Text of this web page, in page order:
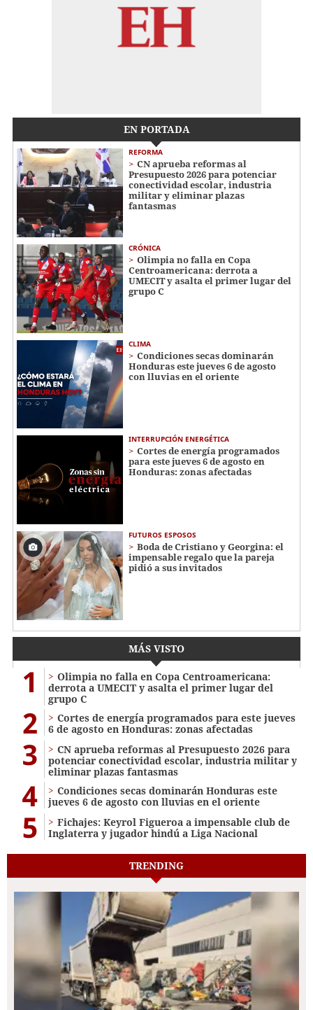
EN PORTADA
REFORMA
CN aprueba reformas al
Presupuesto 2026 para potenciar
conectividad escolar, industria
militar y eliminar plazas
fantasmas
CRÓNICA
Olimpia no falla en Copa
Centroamericana: derrota a
UMECIT y asalta el primer lugar del
grupo C
CLIMA
Condiciones secas dominarán
Honduras este jueves 6 de agosto
con lluvias en el oriente
INTERRUPCIÓN ENERGÉTICA
Cortes de energía programados
para este jueves 6 de agosto en
Honduras: zonas afectadas
FUTUROS ESPOSOS
Boda de Cristiano y Georgina: el
impensable regalo que la pareja
pidió a sus invitados
MÁS VISTO
1
Olimpia no falla en Copa Centroamericana:
derrota a UMECIT y asalta el primer lugar del
grupo C
2
Cortes de energía programados para este jueves
6 de agosto en Honduras: zonas afectadas
3
CN aprueba reformas al Presupuesto 2026 para
potenciar conectividad escolar, industria militar y
eliminar plazas fantasmas
4
Condiciones secas dominarán Honduras este
jueves 6 de agosto con lluvias en el oriente
5
Fichajes: Keyrol Figueroa a impensable club de
Inglaterra y jugador hindú a Liga Nacional
TRENDING